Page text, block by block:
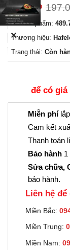
Mã sản phẩm:
Thương hiệu:
Trạng thái: Còn
để có
Miễn phílắp
Cam kết
Thanh toán
Bảo hành 1
Sửa chữa,
bảo hành.
Liên hệ để
Miền Bắc:
Miền Trung:
Miền Nam:
✕